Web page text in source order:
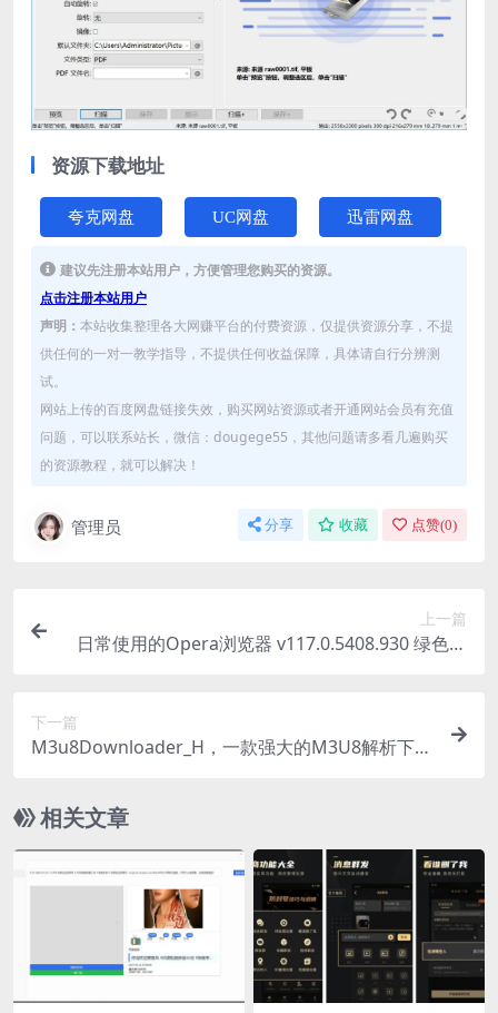
资源下载地址
夸克网盘 UC网盘 迅雷网盘
建议先注册本站用户，方便管理您购买的资源。
点击注册本站用户
声明： 本站收集整理各大网赚平台的付费资源，仅提供资源分享，不提
供任何的一对一教学指导，不提供任何收益保障，具体请自行分辨测
试。
网站上传的百度网盘链接失效，购买网站资源或者开通网站会员有充值
问题，可以联系站长，微信：dougege55，其他问题请多看几遍购买
的资源教程，就可以解决！
管理员 分享 收藏 点赞(0)
上一篇
日常使用的Opera浏览器 v117.0.5408.930 绿色便
下一篇
M3u8Downloader_H，一款强大的M3U8解析下载
相关文章